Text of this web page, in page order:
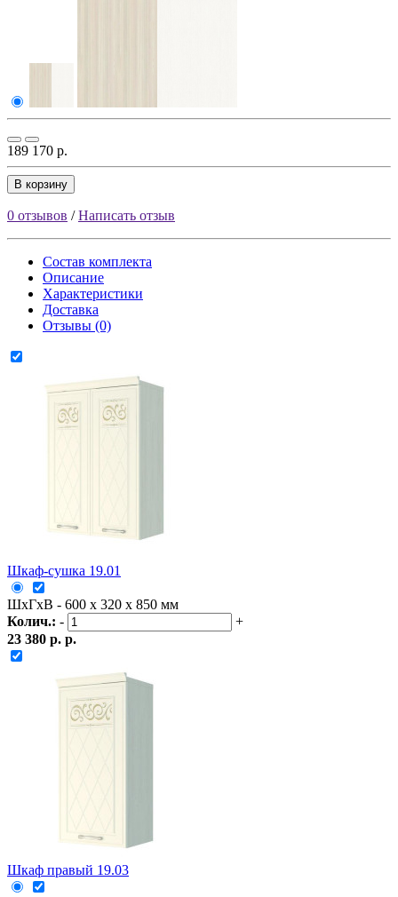
189 170 р.
В корзину
0 отзывов /Написать отзыв
Состав комплекта
Описание
Характеристики
Доставка
Отзывы (0)
Шкаф-сушка 19.01
ШxГxВ - 600 x 320 x 850 мм
Колич.: -
+
23 380 р. р.
Шкаф правый 19.03